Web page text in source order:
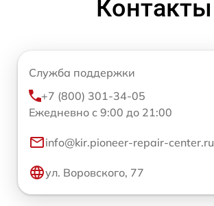
Контакты
Служба поддержки
+7 (800) 301-34-05
Ежедневно с 9:00 до 21:00
info@kir.pioneer-repair-center.ru
ул. Воровского, 77